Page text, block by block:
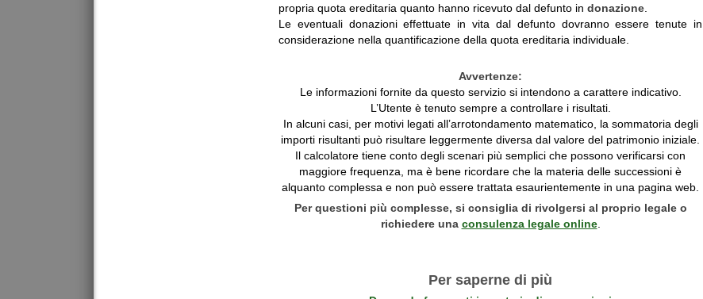
propria quota ereditaria quanto hanno ricevuto dal defunto in donazione
Le eventuali donazioni effettuate in vita dal defunto dovranno essere tenute in
considerazione nella quantificazione della quota ereditaria individuale.
Avvertenze:
Le informazioni fornite da questo servizio si intendono a carattere indicativo.
L’Utente è tenuto sempre a controllare i risultati.
In alcuni casi, per motivi legati all’arrotondamento matematico, la sommatoria degli
importi risultanti può risultare leggermente diversa dal valore del patrimonio iniziale.
Il calcolatore tiene conto degli scenari più semplici che possono verificarsi con
maggiore frequenza, ma è bene ricordare che la materia delle successioni è
alquanto complessa e non può essere trattata esaurientemente in una pagina web.
Per questioni più complesse, si consiglia di rivolgersi al proprio legale o
richiedere una consulenza legale online.
Per saperne di più